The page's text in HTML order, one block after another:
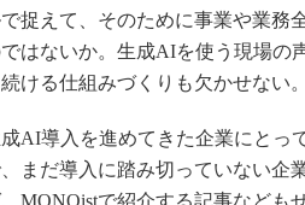
捉えて、そのために事業や業務
はないか。生成AIを使う現場の
ける仕組みづくりも欠かせない。
AI導入を進めてきた企業にとっ
まだ導入に踏み切っていない企
MONOistで紹介する記事なども